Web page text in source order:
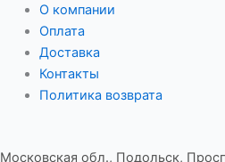
О компании
Оплата
Доставка
Контакты
Политика возврата
Московская обл., Подольск,